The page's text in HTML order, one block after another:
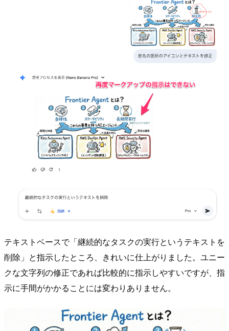
テキストベースで「継続的なタスクの実行というテキストを
削除」と指示したところ、きれいに仕上がりました。ユニー
クな文字列の修正であれば比較的に指示しやすいですが、指
示に手間がかかることには変わりありません。